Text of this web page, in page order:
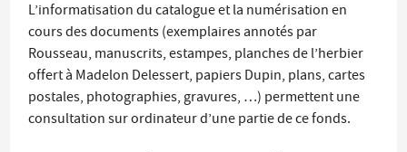
L’informatisation du catalogue et la numérisation en
cours des documents (exemplaires annotés par
Rousseau, manuscrits, estampes, planches de l’herbier
offert à Madelon Delessert, papiers Dupin, plans, cartes
postales, photographies, gravures, …) permettent une
consultation sur ordinateur d’une partie de ce fonds.